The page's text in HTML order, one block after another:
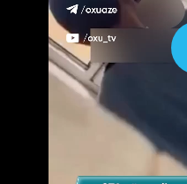
271 nömrəli